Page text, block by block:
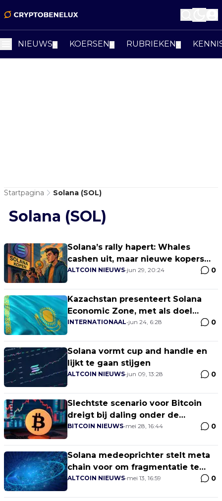
NIEUWS KOERSEN RUBRIEKEN
Startpagina Solana (SOL)
Solana (SOL)
Solana’s rally hapert: Whales
cashen uit, maar nieuwe kopers
stappen in
ALTCOIN NIEUWS•jun 29, 20:24 0
Kazachstan presenteert Solana
Economic Zone, met als doel
Web3 in de regio te promoten
INTERNATIONAAL•jun 24, 6:28 0
Solana vormt cup and handle en
lijkt te gaan stijgen
ALTCOIN NIEUWS•jun 09, 13:28 0
Slechtste scenario voor Bitcoin
dreigt bij daling onder de
$100.000
BITCOIN NIEUWS•mei 28, 16:44 0
Solana medeoprichter stelt meta
chain voor om fragmentatie te
verbeteren
ALTCOIN NIEUWS•mei 13, 16:59 0